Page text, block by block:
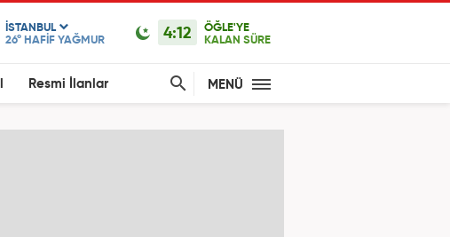
ISTANBUL
26° HAFİF YAĞMUR 4:12
ÖĞLE'YE
KALAN SÜRE
Resmi İlanlar MENÜ